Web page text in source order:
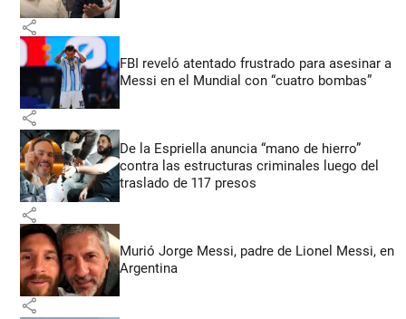
share
FBI reveló atentado frustrado para asesinar a
Messi en el Mundial con “cuatro bombas”
share
De la Espriella anuncia “mano de hierro”
contra las estructuras criminales luego del
traslado de 117 presos
share
Murió Jorge Messi, padre de Lionel Messi, en
Argentina
share